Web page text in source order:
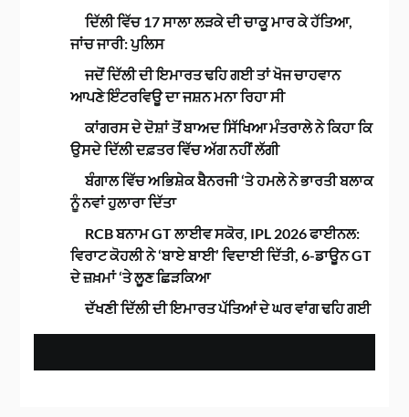
ਦਿੱਲੀ ਵਿੱਚ 17 ਸਾਲਾ ਲੜਕੇ ਦੀ ਚਾਕੂ ਮਾਰ ਕੇ ਹੱਤਿਆ,
ਜਾਂਚ ਜਾਰੀ: ਪੁਲਿਸ
ਜਦੋਂ ਦਿੱਲੀ ਦੀ ਇਮਾਰਤ ਢਹਿ ਗਈ ਤਾਂ ਖੋਜ ਚਾਹਵਾਨ
ਆਪਣੇ ਇੰਟਰਵਿਊ ਦਾ ਜਸ਼ਨ ਮਨਾ ਰਿਹਾ ਸੀ
ਕਾਂਗਰਸ ਦੇ ਦੋਸ਼ਾਂ ਤੋਂ ਬਾਅਦ ਸਿੱਖਿਆ ਮੰਤਰਾਲੇ ਨੇ ਕਿਹਾ ਕਿ
ਉਸਦੇ ਦਿੱਲੀ ਦਫ਼ਤਰ ਵਿੱਚ ਅੱਗ ਨਹੀਂ ਲੱਗੀ
ਬੰਗਾਲ ਵਿੱਚ ਅਭਿਸ਼ੇਕ ਬੈਨਰਜੀ ‘ਤੇ ਹਮਲੇ ਨੇ ਭਾਰਤੀ ਬਲਾਕ
ਨੂੰ ਨਵਾਂ ਹੁਲਾਰਾ ਦਿੱਤਾ
RCB ਬਨਾਮ GT ਲਾਈਵ ਸਕੋਰ, IPL 2026 ਫਾਈਨਲ:
ਵਿਰਾਟ ਕੋਹਲੀ ਨੇ ‘ਬਾਏ ਬਾਈ’ ਵਿਦਾਈ ਦਿੱਤੀ, 6-ਡਾਊਨ GT
ਦੇ ਜ਼ਖ਼ਮਾਂ ‘ਤੇ ਲੂਣ ਛਿੜਕਿਆ
ਦੱਖਣੀ ਦਿੱਲੀ ਦੀ ਇਮਾਰਤ ਪੱਤਿਆਂ ਦੇ ਘਰ ਵਾਂਗ ਢਹਿ ਗਈ